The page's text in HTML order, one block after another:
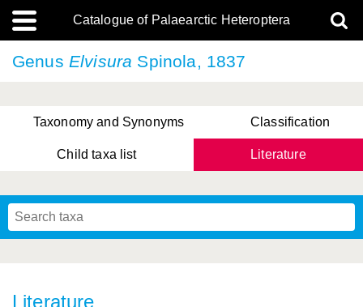
Catalogue of Palaearctic Heteroptera
Genus Elvisura Spinola, 1837
Taxonomy and Synonyms Classification
Child taxa list Literature
Literature